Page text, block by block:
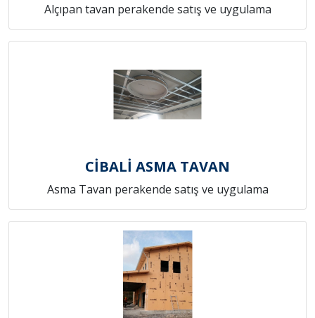
Alçıpan tavan perakende satış ve uygulama
CİBALİ ASMA TAVAN
Asma Tavan perakende satış ve uygulama